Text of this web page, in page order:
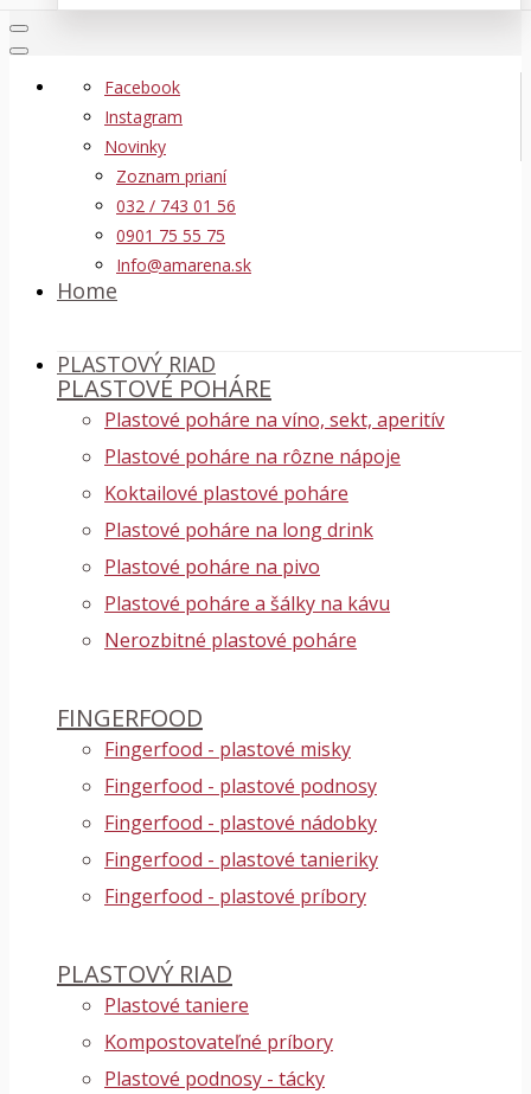
Facebook
Instagram
Novinky
Zoznam prianí
032 / 743 01 56
0901 75 55 75
Info@amarena.sk
Home
PLASTOVÝ RIAD
PLASTOVÉ POHÁRE
Plastové poháre na víno, sekt, aperitív
Plastové poháre na rôzne nápoje
Koktailové plastové poháre
Plastové poháre na long drink
Plastové poháre na pivo
Plastové poháre a šálky na kávu
Nerozbitné plastové poháre
FINGERFOOD
Fingerfood - plastové misky
Fingerfood - plastové podnosy
Fingerfood - plastové nádobky
Fingerfood - plastové tanieriky
Fingerfood - plastové príbory
PLASTOVÝ RIAD
Plastové taniere
Kompostovateľné príbory
Plastové podnosy - tácky